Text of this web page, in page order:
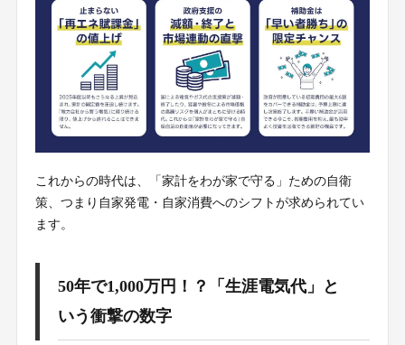
これからの時代は、「家計をわが家で守る」ための自衛
策、つまり自家発電・自家消費へのシフトが求められてい
ます。
50年で1,000万円！？「生涯電気代」と
いう衝撃の数字